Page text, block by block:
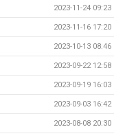
2023-11-24 09:23
2023-11-16 17:20
2023-10-13 08:46
2023-09-22 12:58
2023-09-19 16:03
2023-09-03 16:42
2023-08-08 20:30